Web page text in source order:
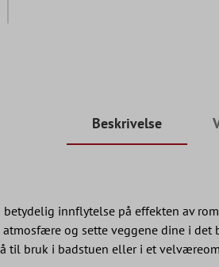
Beskrivelse
innflytelse på effekten av
og sette veggene dine i det
til bruk i badstuen eller i et